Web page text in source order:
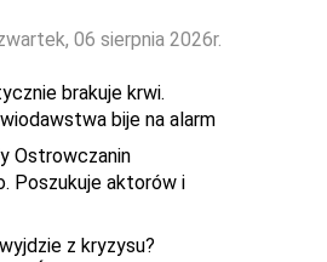
06 sierpnia 2026r.
brakuje krwi.
bije na alarm
Ostrowczanin
Poszukuje aktorów i
z kryzysu?